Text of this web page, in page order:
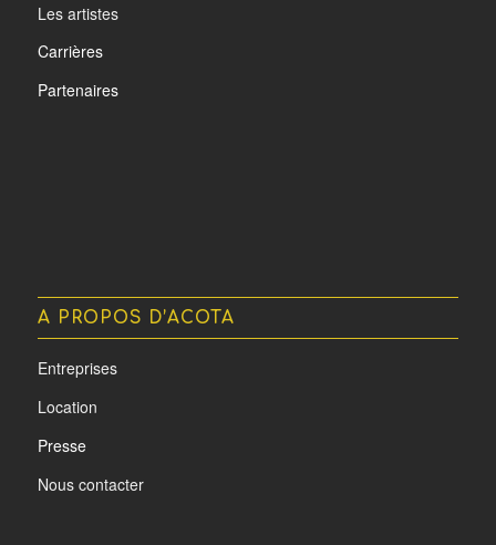
Les artistes
Carrières
Partenaires
A PROPOS D’ACOTA
Entreprises
Location
Presse
Nous contacter